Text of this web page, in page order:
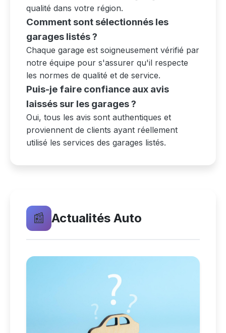
qualité dans votre région.
Comment sont sélectionnés les
garages listés ?
Chaque garage est soigneusement vérifié par
notre équipe pour s'assurer qu'il respecte
les normes de qualité et de service.
Puis-je faire confiance aux avis
laissés sur les garages ?
Oui, tous les avis sont authentiques et
proviennent de clients ayant réellement
utilisé les services des garages listés.
📰 Actualités Auto